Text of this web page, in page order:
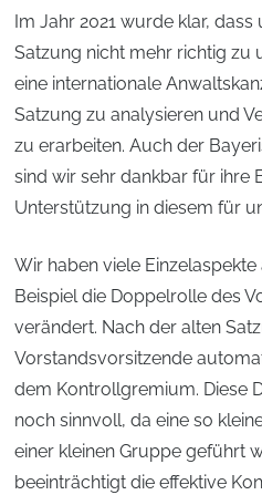
Im Jahr 2021 wurde klar,
Satzung nicht mehr richtig zu
eine internationale
Satzung zu analysieren und
zu erarbeiten. Auch der
sind wir sehr dankbar für ihre
Unterstützung in diesem für
Wir haben viele
Beispiel die Doppelrolle des
verändert. Nach der alten
Vorstandsvorsitzende
dem Kontrollgremium. Diese
noch sinnvoll, da eine so
einer kleinen Gruppe geführt
beeinträchtigt die effektive